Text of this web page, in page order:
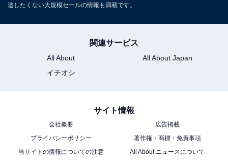
Apple 11 インチ iPad (A16): 11 インチモデル、Liquid
Retina ディスプレイ、128GB、Wi-Fi 6、12MP フロン
ト/12MP バックカメラ、Touch ID、一日中使えるバ ッテ
リー - ブルー
Apple「Apple Pencil Pro」
逃したくない大規模セールの情報も満載です。
関連サービス
All About
All About Japan
イチオシ
サイト情報
会社概要
広告掲載
プライバシーポリシー
著作権・商標・免責事項
当サイトの情報についての注意
All About ニュースについて